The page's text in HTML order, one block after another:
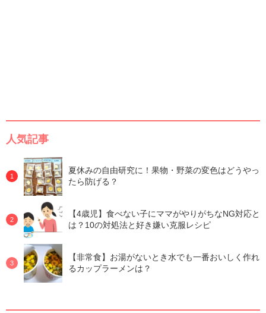
人気記事
夏休みの自由研究に！果物・野菜の変色はどうやっ
たら防げる？
【4歳児】食べない子にママがやりがちなNG対応と
は？10の対処法と好き嫌い克服レシピ
【非常食】お湯がないとき水でも一番おいしく作れ
るカップラーメンは？